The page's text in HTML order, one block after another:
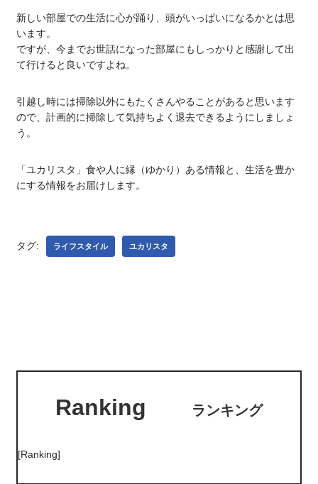
新しい部屋での生活に心が踊り、頭がいっぱいになるかとは思
います。
ですが、今までお世話になった部屋にもしっかりと感謝して出
て行けると良いですよね。
引越し時には掃除以外にもたくさんやることがあると思います
ので、計画的に掃除して気持ちよく退去できるようにしましょ
う。
「ユカリスタ」食や人に縁（ゆかり）ある情報と、生活を豊か
にする情報をお届けします。
タグ: ライフスタイル ユカリスタ
Ranking ランキング
[Ranking]